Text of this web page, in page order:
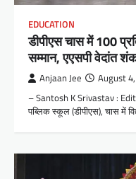
EDUCATION
डीपीएस चास में 100
सम्मान, एएसपी वेदांत
Anjaan Jee August
– Santosh K Srivastav :
पब्लिक स्कूल (डीपीएस), चास में